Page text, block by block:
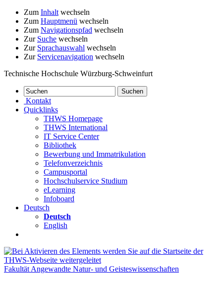
Zum Inhalt wechseln
Zum Hauptmenü wechseln
Zum Navigationspfad wechseln
Zur Suche wechseln
Zur Sprachauswahl wechseln
Zur Servicenavigation wechseln
Technische Hochschule Würzburg-Schweinfurt
Kontakt
Quicklinks
THWS Homepage
THWS International
IT Service Center
Bibliothek
Bewerbung und Immatrikulation
Telefonverzeichnis
Campusportal
Hochschulservice Studium
eLearning
Infoboard
Deutsch
Deutsch
English
Fakultät Angewandte Natur- und Geisteswissenschaften